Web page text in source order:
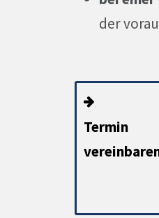
der
Termin